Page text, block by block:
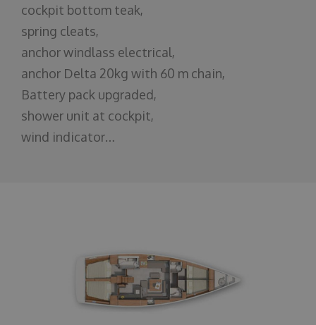
cockpit bottom teak,
spring cleats,
anchor windlass electrical,
anchor Delta 20kg with 60 m chain,
Battery pack upgraded,
shower unit at cockpit,
wind indicator…